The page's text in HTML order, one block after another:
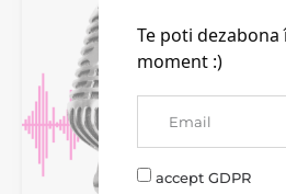
Te poti dezabona
moment :)
accept GDPR